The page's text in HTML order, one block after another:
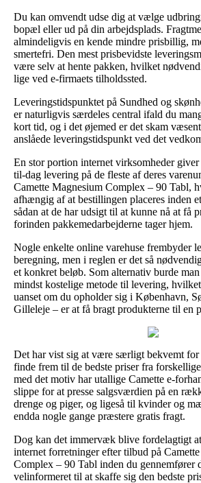
Du kan omvendt udse dig at vælge
bopæl eller ud på din arbejdsplads.
almindeligvis en kende mindre prisbillig,
smertefri. Den mest prisbevidste
være selv at hente pakken, hvilket
lige ved e-firmaets tilholdssted.
Leveringstidspunktet på Sundhed og
er naturligvis særdeles central ifald du
kort tid, og i det øjemed er det skam
anslåede leveringstidspunkt ved det
En stor portion internet virksomheder
til-dag levering på de fleste af deres
Camette Magnesium Complex – 90 Tabl,
afhængig af at bestillingen placeres inden
sådan at de har udsigt til at kunne nå at få
forinden pakkemedarbejderne tager hjem.
Nogle enkelte online varehuse frembyder
beregning, men i reglen er det så
et konkret beløb. Som alternativ burde
mindst kostelige metode til levering,
uanset om du opholder sig i København,
Gilleleje – er at få bragt produkterne til en
Det har vist sig at være særligt bekvemt for
finde frem til de bedste priser fra
med det motiv har utallige Camette e-
slippe for at presse salgsværdien på en
drenge og piger, og ligeså til kvinder og
endda nogle gange præstere gratis fragt.
Dog kan det immervæk blive fordelagtigt
internet forretninger efter tilbud på
Complex – 90 Tabl inden du gennemfører
velinformeret til at skaffe sig den bedste